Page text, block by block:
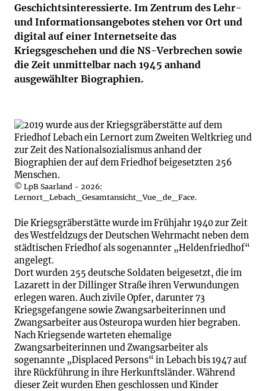
Geschichtsinteressierte. Im Zentrum des Lehr-
und Informationsangebotes stehen vor Ort und
digital auf einer Internetseite das
Kriegsgeschehen und die NS-Verbrechen sowie
die Zeit unmittelbar nach 1945 anhand
ausgewählter Biographien.
© LpB Saarland - 2026:
Lernort_Lebach_Gesamtansicht_Vue_de_Face.
Die Kriegsgräberstätte wurde im Frühjahr 1940 zur Zeit
des Westfeldzugs der Deutschen Wehrmacht neben dem
städtischen Friedhof als sogenann­ter „Heldenfriedhof“
angelegt.
Dort wurden 255 deutsche Sol­daten beigesetzt, die im
Lazarett in der Dillinger Straße ihren Verwundun­gen
erlegen waren. Auch zivile Opfer, darunter 73
Kriegsgefangene sowie Zwangsarbeiterinnen und
Zwangsarbeiter aus Osteuropa wurden hier begraben.
Nach Kriegsende warteten ehemalige
Zwangsarbeiterinnen und Zwangsarbeiter als
sogenannte „Displaced Persons“ in Lebach bis 1947 auf
ihre Rückführung in ihre Herkunftsländer. Während
dieser Zeit wurden Ehen geschlossen und Kinder